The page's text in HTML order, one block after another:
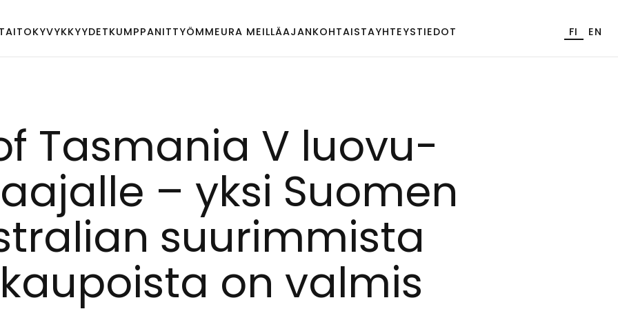
KYVYKKYYDETKUMPPANITTYÖMMEURA MEILLÄAJANKOHTAISTAYHTEYSTIEDOT FI EN
Tas­ma­nia V luo­vu­
– yk­si Suo­men
suu­rim­mis­ta
on val­mis